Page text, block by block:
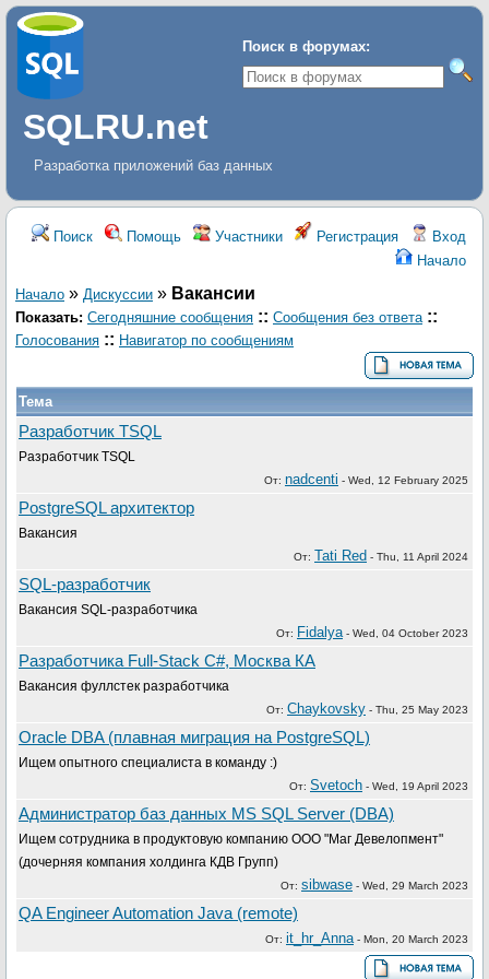
Поиск в форумах:
SQLRU.net
Разработка приложений баз данных
Поиск Помощь Участники Регистрация
Вход
Начало
Начало » Дискуcсии » Вакансии
Показать: Сегодняшние сообщения :: Сообщения без ответа ::
Голосования :: Навигатор по сообщениям
Тема
Разработчик TSQL
Разработчик TSQL
От: nadcenti - Wed, 12 February 2025
PostgreSQL архитектор
Вакансия
От: Tati Red - Thu, 11 April 2024
SQL-разработчик
Вакансия SQL-разработчика
От: Fidalya - Wed, 04 October 2023
Разработчика Full-Stack C#, Москва КА
Вакансия фуллстек разработчика
От: Chaykovsky - Thu, 25 May 2023
Oracle DBA (плавная миграция на PostgreSQL)
Ищем опытного специалиста в команду :)
От: Svetoch - Wed, 19 April 2023
Администратор баз данных MS SQL Server (DBA)
Ищем сотрудника в продуктовую компанию ООО "Маг Девелопмент"
(дочерняя компания холдинга КДВ Групп)
От: sibwase - Wed, 29 March 2023
QA Engineer Automation Java (remote)
От: it_hr_Anna - Mon, 20 March 2023